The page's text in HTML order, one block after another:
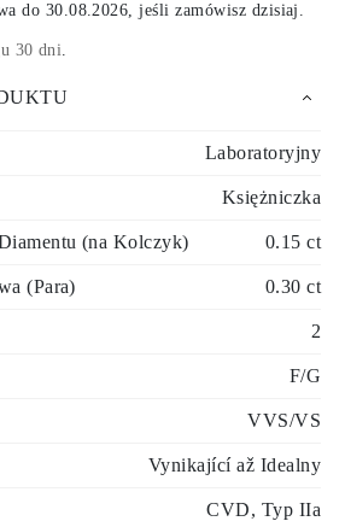
do 30.08.2026, jeśli zamówisz dzisiaj .
30 dni.
Laboratoryjny
Księżniczka
(na Kolczyk) 0.15 ct
(Para) 0.30 ct
2
F/G
VVS/VS
Vynikající až Idealny
CVD, Typ IIa